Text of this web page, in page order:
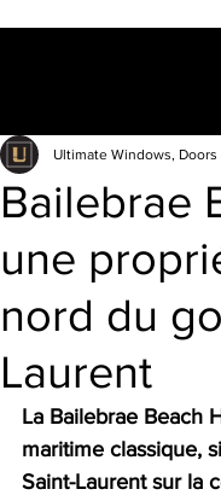
Bailebrae
une
nord du
Laurent
Ultimate Windows, Doors
La Bailebrae Beach
maritime classique,
Saint-Laurent sur la